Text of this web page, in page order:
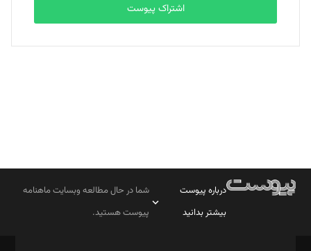
بابک نقاش
تحریریه
اشتراک پیوست
درباره پیوست
بیشتر بدانید
شما در حال مطالعه وبسایت ماهنامه
پیوست هستید.